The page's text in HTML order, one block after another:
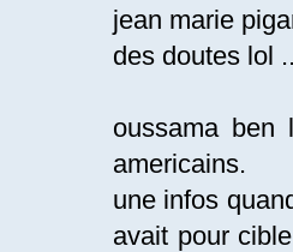
jean marie
des doutes lol
oussama ben
americains.
une infos
avait pour